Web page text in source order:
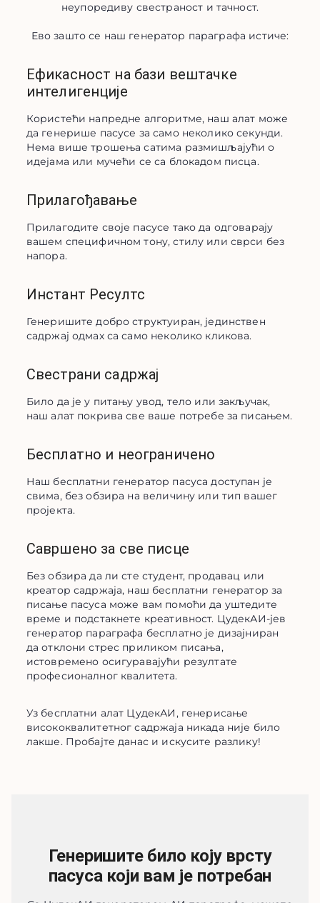
неупоредиву свестраност и тачност.
Ево зашто се наш генератор параграфа истиче:
Ефикасност на бази вештачке
интелигенције
Користећи напредне алгоритме, наш алат може
да генерише пасусе за само неколико секунди.
Нема више трошења сатима размишљајући о
идејама или мучећи се са блокадом писца.
Прилагођавање
Прилагодите своје пасусе тако да одговарају
вашем специфичном тону, стилу или сврси без
напора.
Инстант Ресултс
Генеришите добро структуиран, јединствен
садржај одмах са само неколико кликова.
Свестрани садржај
Било да је у питању увод, тело или закључак,
наш алат покрива све ваше потребе за писањем.
Бесплатно и неограничено
Наш бесплатни генератор пасуса доступан је
свима, без обзира на величину или тип вашег
пројекта.
Савршено за све писце
Без обзира да ли сте студент, продавац или
креатор садржаја, наш бесплатни генератор за
писање пасуса може вам помоћи да уштедите
време и подстакнете креативност. ЦудекАИ-јев
генератор параграфа бесплатно је дизајниран
да отклони стрес приликом писања,
истовремено осигуравајући резултате
професионалног квалитета.
Уз бесплатни алат ЦудекАИ, генерисање
висококвалитетног садржаја никада није било
лакше. Пробајте данас и искусите разлику!
Генеришите било коју врсту
пасуса који вам је потребан